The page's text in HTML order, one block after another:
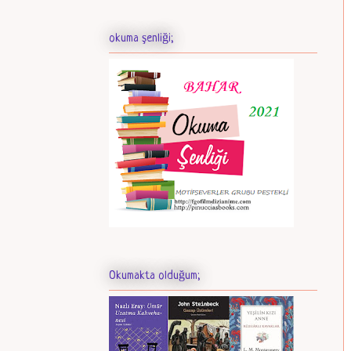
okuma şenliği;
Okumakta olduğum;